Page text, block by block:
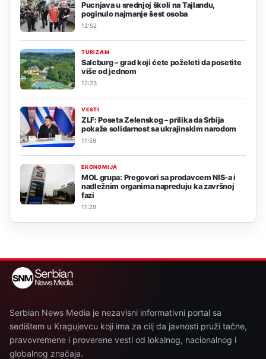
Pucnjava u srednjoj školi na Tajlandu,
poginulo najmanje šest osoba
12:52
TURIZAM
Salcburg – grad koji ćete poželeti da posetite
više od jednom
12:23
VESTI
ZLF: Poseta Zelenskog – prilika da Srbija
pokaže solidarnost sa ukrajinskim narodom
11:59
EKONOMIJA
MOL grupa: Pregovori sa prodavcem NIS-a i
nadležnim organima napreduju ka završnoj
fazi
11:29
Serbian News Media je nezavisni informativni portal sa
sedištem u Kragujevcu koji ima za cilj da javnosti pruži tačne,
pravovremene i proverene vesti od lokalnog, nacionalnog i
globalnog značaja.